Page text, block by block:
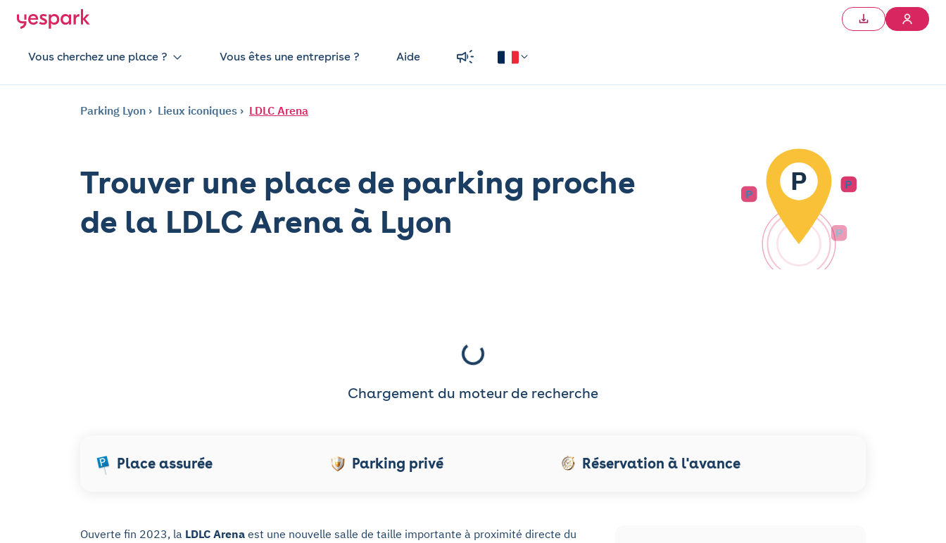
Vous cherchez une place ? Vous êtes une entreprise ? Aide
Parking Lyon Lieux iconiques LDLC Arena
Trouver une place de parking proche
de la LDLC Arena à Lyon
P
P
P
P
Chargement du moteur de recherche
Place assurée Parking privé Réservation à l'avance
Ouverte fin 2023, la LDLC Arena est une nouvelle salle de taille importante à proximité directe du